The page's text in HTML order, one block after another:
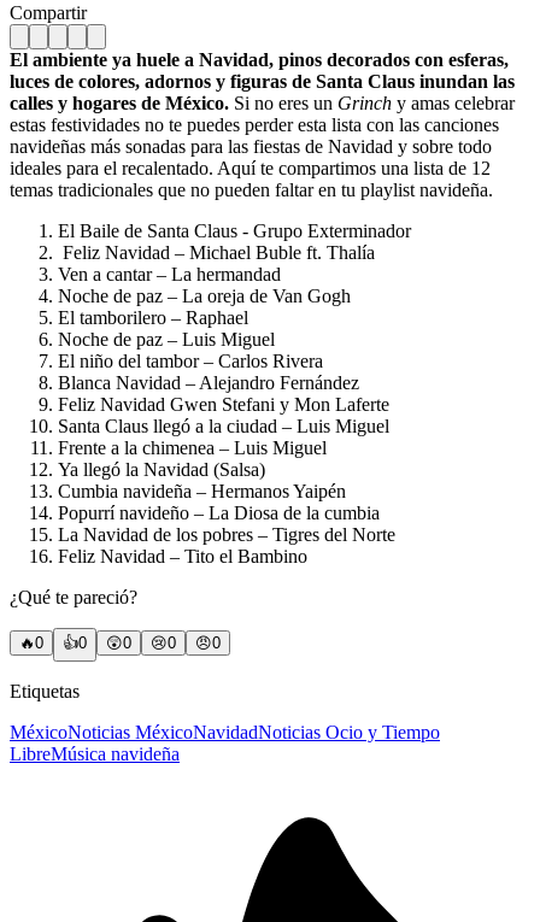
Compartir
El ambiente ya huele a Navidad, pinos decorados con esferas,
luces de colores, adornos y figuras de Santa Claus inundan las
calles y hogares de México. Si no eres un Grinch y amas celebrar
estas festividades no te puedes perder esta lista con las canciones
navideñas más sonadas para las fiestas de Navidad y sobre todo
ideales para el recalentado. Aquí te compartimos una lista de 12
temas tradicionales que no pueden faltar en tu playlist navideña.
El Baile de Santa Claus - Grupo Exterminador
Feliz Navidad – Michael Buble ft. Thalía
Ven a cantar – La hermandad
Noche de paz – La oreja de Van Gogh
El tamborilero – Raphael
Noche de paz – Luis Miguel
El niño del tambor – Carlos Rivera
Blanca Navidad – Alejandro Fernández
Feliz Navidad Gwen Stefani y Mon Laferte
Santa Claus llegó a la ciudad – Luis Miguel
Frente a la chimenea – Luis Miguel
Ya llegó la Navidad (Salsa)
Cumbia navideña – Hermanos Yaipén
Popurrí navideño – La Diosa de la cumbia
La Navidad de los pobres – Tigres del Norte
Feliz Navidad – Tito el Bambino
¿Qué te pareció?
🔥0 👍0 😲0 😢0 😠0
Etiquetas
MéxicoNoticias MéxicoNavidadNoticias Ocio y Tiempo
LibreMúsica navideña